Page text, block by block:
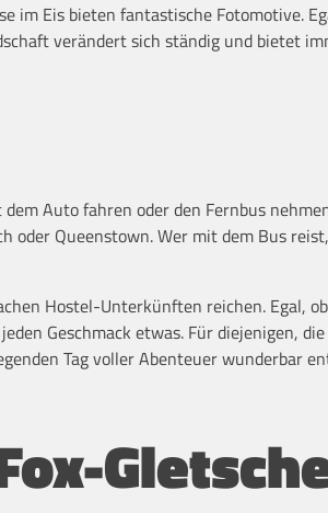
im Eis bieten fantastische Fotomotive.
verändert sich ständig und bietet
Auto fahren oder den Fernbus
Queenstown. Wer mit dem Bus
Hostel-Unterkünften reichen. Egal,
Geschmack etwas. Für diejenigen,
Tag voller Abenteuer wunderbar